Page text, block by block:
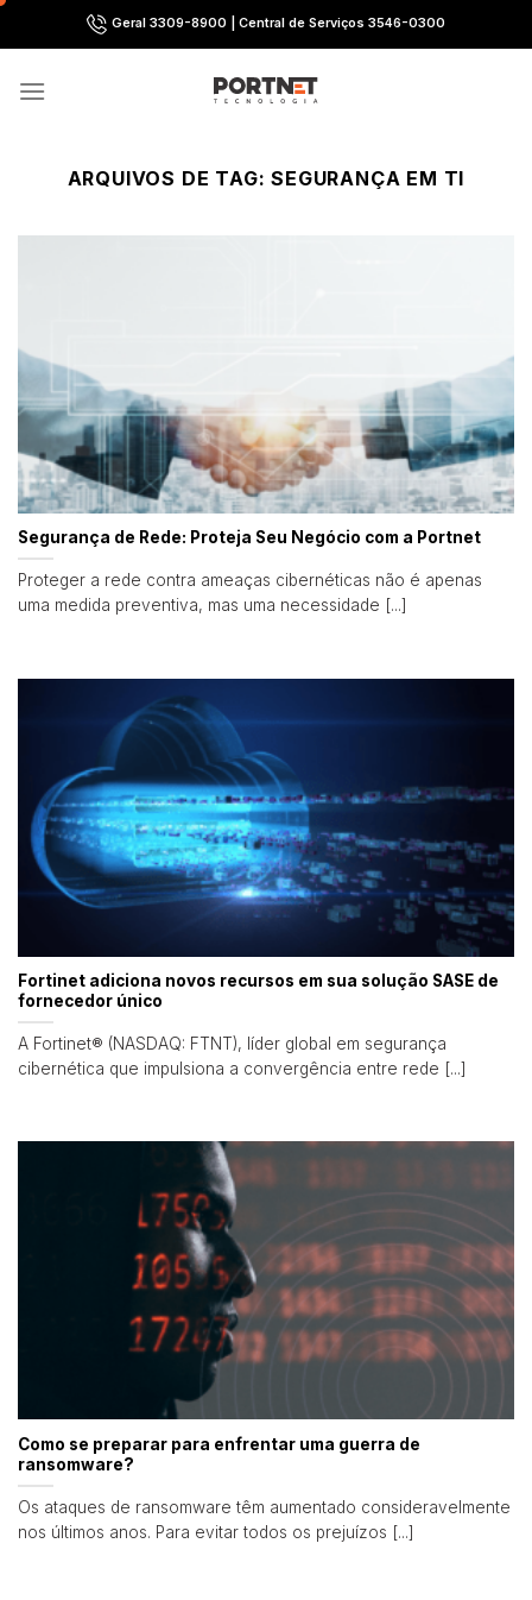
Skip
to
Geral 3309-8900 | Central de Serviços 3546-0300
ARQUIVOS DE TAG:SEGURANÇA EM TI
Segurança de Rede: Proteja Seu Negócio com a Portnet
Proteger a rede contra ameaças cibernéticas não é apenas
uma medida preventiva, mas uma necessidade [...]
Fortinet adiciona novos recursos em sua solução SASE de
fornecedor único
A Fortinet® (NASDAQ: FTNT), líder global em segurança
cibernética que impulsiona a convergência entre rede [...]
Como se preparar para enfrentar uma guerra de
ransomware?
Os ataques de ransomware têm aumentado consideravelmente
nos últimos anos. Para evitar todos os prejuízos [...]